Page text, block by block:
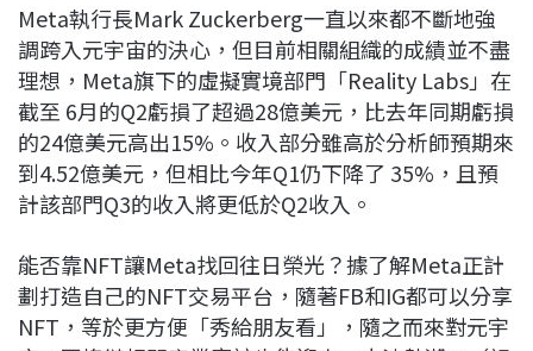
Meta執行長Mark Zuckerberg一直以來都不斷地強
調跨入元宇宙的決心，但目前相關組織的成績並不盡
理想，Meta旗下的虛擬實境部門「Reality Labs」在
截至 6月的Q2虧損了超過28億美元，比去年同期虧損
的24億美元高出15%。收入部分雖高於分析師預期來
到4.52億美元，但相比今年Q1仍下降了 35%，且預
計該部門Q3的收入將更低於Q2收入。
能否靠NFT讓Meta找回往日榮光？據了解Meta正計
劃打造自己的NFT交易平台，隨著FB和IG都可以分享
NFT，等於更方便「秀給朋友看」，隨之而來對元宇